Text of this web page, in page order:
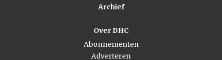
Archief
Over DHC
Abonnementen
Adverteren